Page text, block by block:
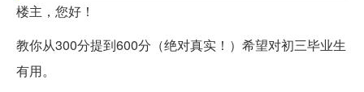
楼主，您好！
教你从300分提到600分（绝对真实！）希望对初三毕业生
有用。